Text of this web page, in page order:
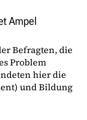
Ampel
Befragten, die
Problem
hier die
und Bildung